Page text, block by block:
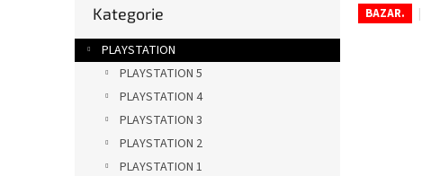
r
a
kategorie
Kategorie
PLAYSTATION
PLAYSTATION 5
PLAYSTATION 4
PLAYSTATION 3
PLAYSTATION 2
PLAYSTATION 1
BAZAR.